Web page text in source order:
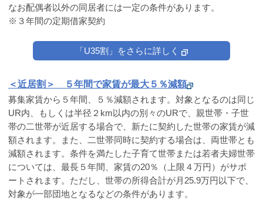
なお配偶者以外の同居者には一定の条件があります。
※３年間の定期借家契約
「U35割」をさらに詳しく
＜近居割＞ ５年間で家賃が最大５％減額
募集家賃から５年間、５％減額されます。対象となるのは同じ
UR内、もしくは半径２km以内の別々のURで、親世帯・子世
帯の二世帯が近居する場合で、新たに契約した世帯の家賃が減
額されます。また、二世帯同時に契約する場合は、両世帯とも
減額されます。条件を満たした子育て世帯または若者夫婦世帯
については、最長５年間、家賃の20％（上限４万円）がサポ
ートされます。ただし、世帯の所得合計が月25.9万円以下で、
対象が一部団地となるなどの条件があります。